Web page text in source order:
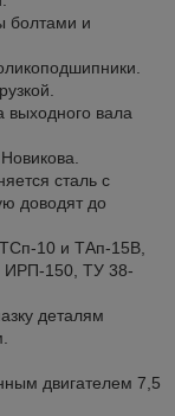
болтами и
выходного вала
сталь с
доводят до
10 и ТАп-15В,
ИРП-150, ТУ 38-
деталям
двигателем 7,5